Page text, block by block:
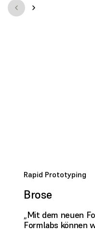
Rapid Prototyping
Brose
„Mit dem neuen
Formlabs können